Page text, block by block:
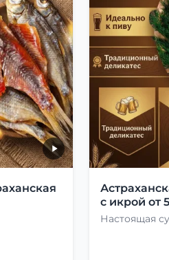
с икрой от
Настоящая